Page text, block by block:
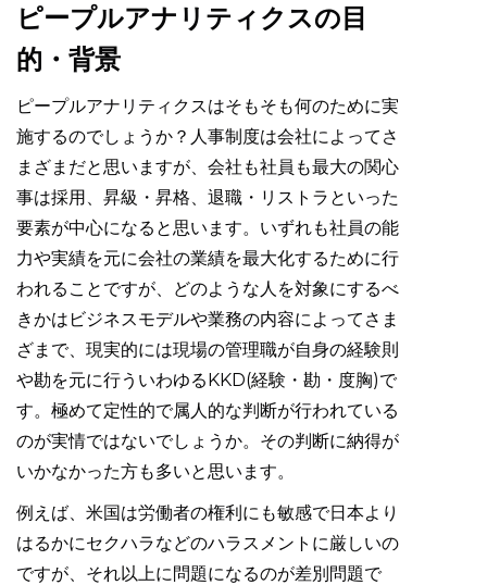
ピープルアナリティクスの目
的・背景
ピープルアナリティクスはそもそも何のために実
施するのでしょうか？人事制度は会社によってさ
まざまだと思いますが、会社も社員も最大の関心
事は採用、昇級・昇格、退職・リストラといった
要素が中心になると思います。いずれも社員の能
力や実績を元に会社の業績を最大化するために行
われることですが、どのような人を対象にするべ
きかはビジネスモデルや業務の内容によってさま
ざまで、現実的には現場の管理職が自身の経験則
や勘を元に行ういわゆるKKD(経験・勘・度胸)で
す。極めて定性的で属人的な判断が行われている
のが実情ではないでしょうか。その判断に納得が
いかなかった方も多いと思います。
例えば、米国は労働者の権利にも敏感で日本より
はるかにセクハラなどのハラスメントに厳しいの
ですが、それ以上に問題になるのが差別問題で